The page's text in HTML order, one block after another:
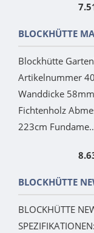
BLOCKHÜTTE
Blockhütte
Artikelnummer
Wanddicke
Fichtenholz
223cm
BLOCKHÜTTE
BLOCKHÜTTE